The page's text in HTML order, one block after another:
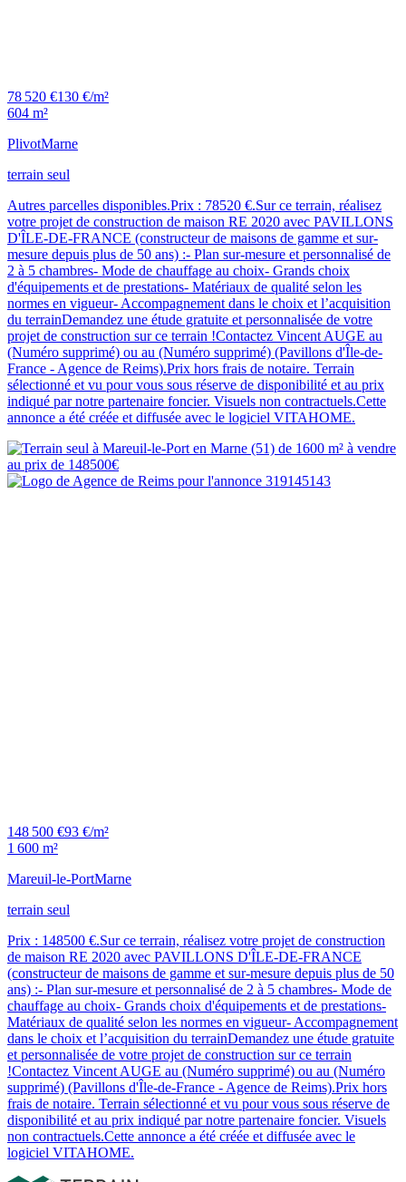
78 520 €130 €/m²
604 m²
PlivotMarne
terrain seul
Autres parcelles disponibles.Prix : 78520 €.Sur ce terrain, réalisez
votre projet de construction de maison RE 2020 avec PAVILLONS
D'ÎLE-DE-FRANCE (constructeur de maisons de gamme et sur-
mesure depuis plus de 50 ans) :- Plan sur-mesure et personnalisé de
2 à 5 chambres- Mode de chauffage au choix- Grands choix
d'équipements et de prestations- Matériaux de qualité selon les
normes en vigueur- Accompagnement dans le choix et l’acquisition
du terrainDemandez une étude gratuite et personnalisée de votre
projet de construction sur ce terrain !Contactez Vincent AUGE au
(Numéro supprimé) ou au (Numéro supprimé) (Pavillons d'Île-de-
France - Agence de Reims).Prix hors frais de notaire. Terrain
sélectionné et vu pour vous sous réserve de disponibilité et au prix
indiqué par notre partenaire foncier. Visuels non contractuels.Cette
annonce a été créée et diffusée avec le logiciel VITAHOME.
148 500 €93 €/m²
1 600 m²
Mareuil-le-PortMarne
terrain seul
Prix : 148500 €.Sur ce terrain, réalisez votre projet de construction
de maison RE 2020 avec PAVILLONS D'ÎLE-DE-FRANCE
(constructeur de maisons de gamme et sur-mesure depuis plus de 50
ans) :- Plan sur-mesure et personnalisé de 2 à 5 chambres- Mode de
chauffage au choix- Grands choix d'équipements et de prestations-
Matériaux de qualité selon les normes en vigueur- Accompagnement
dans le choix et l’acquisition du terrainDemandez une étude gratuite
et personnalisée de votre projet de construction sur ce terrain
!Contactez Vincent AUGE au (Numéro supprimé) ou au (Numéro
supprimé) (Pavillons d'Île-de-France - Agence de Reims).Prix hors
frais de notaire. Terrain sélectionné et vu pour vous sous réserve de
disponibilité et au prix indiqué par notre partenaire foncier. Visuels
non contractuels.Cette annonce a été créée et diffusée avec le
logiciel VITAHOME.